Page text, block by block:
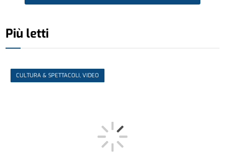
Più letti
CULTURA & SPETTACOLI, VIDEO